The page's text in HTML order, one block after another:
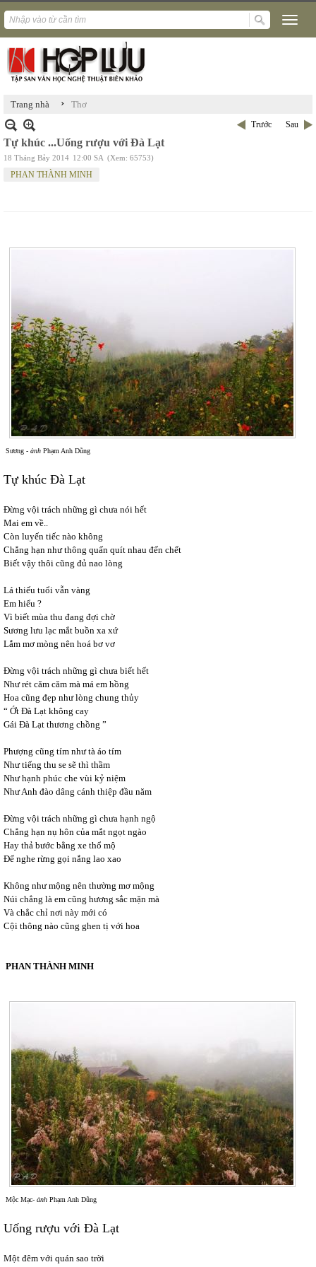
Trang nhà › Thơ
Trước Sau
Tự khúc ...Uống rượu với Đà Lạt
18 Tháng Bảy 2014 12:00 SA (Xem: 65753)
PHAN THÀNH MINH
Sương - ảnh Phạm Anh Dũng
Tự khúc Đà Lạt
Đừng vội trách những gì chưa nói hết
Mai em về..
Còn luyến tiếc nào không
Chẳng hạn như thông quấn quít nhau đến chết
Biết vậy thôi cũng đủ nao lòng
Lá thiếu tuổi vẫn vàng
Em hiểu ?
Vì biết mùa thu đang đợi chờ
Sương lưu lạc mắt buồn xa xứ
Lắm mơ mòng nên hoá bơ vơ
Đừng vội trách những gì chưa biết hết
Như rét căm căm mà má em hồng
Hoa cũng đẹp như lòng chung thủy
“ Ớt Đà Lạt không cay
Gái Đà Lạt thương chồng ”
Phượng cũng tím như tà áo tím
Như tiếng thu se sẽ thì thầm
Như hạnh phúc che vùi kỷ niệm
Như Anh đào dâng cánh thiệp đầu năm
Đừng vội trách những gì chưa hạnh ngộ
Chẳng hạn nụ hôn của mắt ngọt ngào
Hay thả bước bằng xe thổ mộ
Để nghe rừng gọi nắng lao xao
Không như mộng nên thường mơ mộng
Núi chẳng là em cũng hương sắc mặn mà
Và chắc chỉ nơi này mới có
Cội thông nào cũng ghen tị với hoa
PHAN THÀNH MINH
Mộc Mạc- ảnh Phạm Anh Dũng
Uống rượu với Đà Lạt
Một đêm với quán sao trời